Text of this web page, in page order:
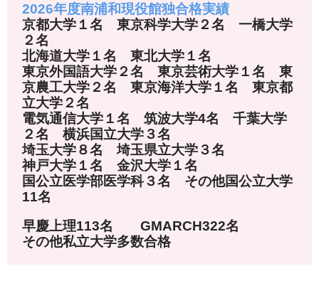
2026年度南浦和現役館独合格実績
京都大学１名 東京科学大学２名 一橋大学
２名
北海道大学１名 東北大学１名
東京外国語大学２名 東京芸術大学１名 東
京農工大学２名 東京海洋大学１名 東京都
立大学２名
電気通信大学１名 筑波大学4名 千葉大学
２名 横浜国立大学３名
埼玉大学８名 埼玉県立大学３名
神戸大学１名 金沢大学１名
国公立医学部医学科３名 その他国公立大学
11名
早慶上理113名 GMARCH322名
その他私立大学多数合格